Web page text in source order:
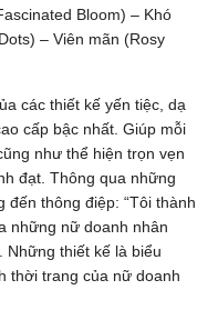
Bloom) – Khó
– Viên mãn (Rosy
các thiết kế yến tiệc, dạ
cấp bậc nhất. Giúp mỗi
như thể hiện trọn vẹn
đạt. Thông qua những
đến thông điệp: “Tôi thành
những nữ doanh nhân
Những thiết kế là biểu
thời trang của nữ doanh